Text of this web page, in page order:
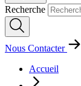
Recherche
Nous Contacter
Accueil